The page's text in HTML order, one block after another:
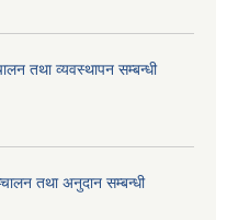
तथा व्यवस्थापन सम्बन्धी
तथा अनुदान सम्बन्धी